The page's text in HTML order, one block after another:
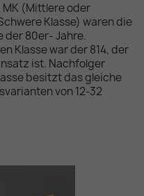
MK (Mittlere oder
Klasse) waren die
80er- Jahre.
Klasse war der 814, der
ist. Nachfolger
besitzt das gleiche
von 12-32